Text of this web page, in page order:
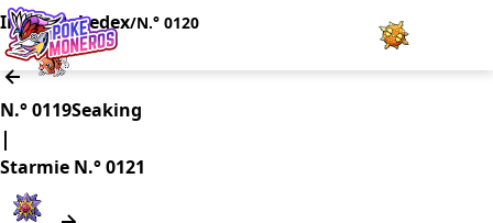
Juegos
Pokédex
Inicio/Pokedex/N.° 0120
N.° 0119Seaking
|
Starmie N.° 0121